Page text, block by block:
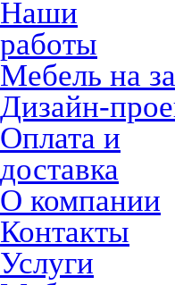
Наши
работы
Мебель на
Дизайн-
Оплата и
доставка
О компании
Контакты
Услуги